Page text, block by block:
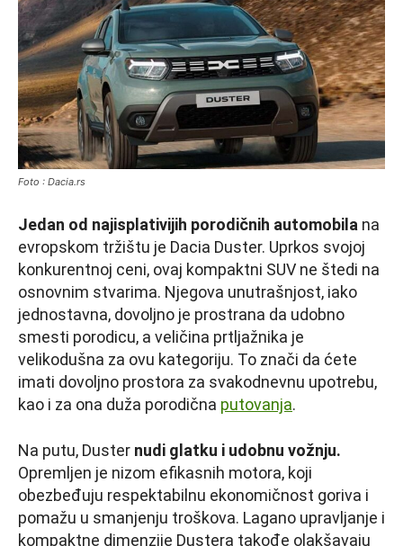
Foto : Dacia.rs
Jedan od najisplativijih porodičnih automobila na
evropskom tržištu je Dacia Duster. Uprkos svojoj
konkurentnoj ceni, ovaj kompaktni SUV ne štedi na
osnovnim stvarima. Njegova unutrašnjost, iako
jednostavna, dovoljno je prostrana da udobno
smesti porodicu, a veličina prtljažnika je
velikodušna za ovu kategoriju. To znači da ćete
imati dovoljno prostora za svakodnevnu upotrebu,
kao i za ona duža porodična putovanja.
Na putu, Duster nudi glatku i udobnu vožnju.
Opremljen je nizom efikasnih motora, koji
obezbeđuju respektabilnu ekonomičnost goriva i
pomažu u smanjenju troškova. Lagano upravljanje i
kompaktne dimenzije Dustera takođe olakšavaju